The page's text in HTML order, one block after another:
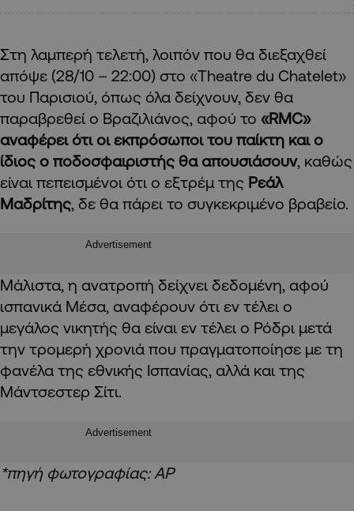
Στη λαμπερή τελετή, λοιπόν που θα διεξαχθεί
απόψε (28/10 – 22:00) στο «Theatre du Chatelet»
του Παρισιού, όπως όλα δείχνουν, δεν θα
παραβρεθεί ο Βραζιλιάνος, αφού το «RMC»
αναφέρει ότι οι εκπρόσωποι του παίκτη και ο
ίδιος ο ποδοσφαιριστής θα απουσιάσουν, καθώς
είναι πεπεισμένοι ότι ο εξτρέμ της Ρεάλ
Μαδρίτης, δε θα πάρει το συγκεκριμένο βραβείο.
Advertisement
Μάλιστα, η ανατροπή δείχνει δεδομένη, αφού
ισπανικά Μέσα, αναφέρουν ότι εν τέλει ο
μεγάλος νικητής θα είναι εν τέλει ο Ρόδρι μετά
την τρομερή χρονιά που πραγματοποίησε με τη
φανέλα της εθνικής Ισπανίας, αλλά και της
Μάντσεστερ Σίτι.
Advertisement
*πηγή φωτογραφίας: ΑΡ